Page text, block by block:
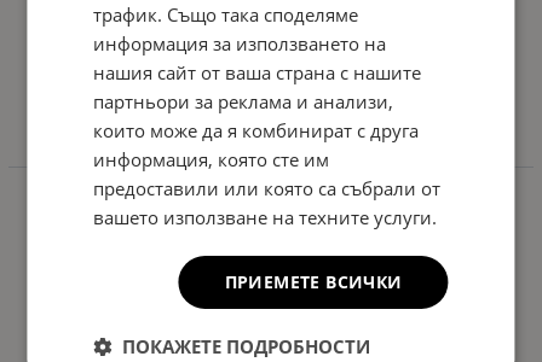
изисквания.
С внимание към подробностите и информацията, получена от официални източници и
реални потребители, вие ще може да направите уверен и добре осъществен избор за
своя Volkswagen Amarok.
трафик. Също така споделяме
информация за използването на
нашия сайт от ваша страна с нашите
партньори за реклама и анализи,
които може да я комбинират с друга
информация, която сте им
предоставили или която са събрали от
вашето използване на техните услуги.
ПРИЕМЕТЕ ВСИЧКИ
ПОКАЖЕТЕ ПОДРОБНОСТИ